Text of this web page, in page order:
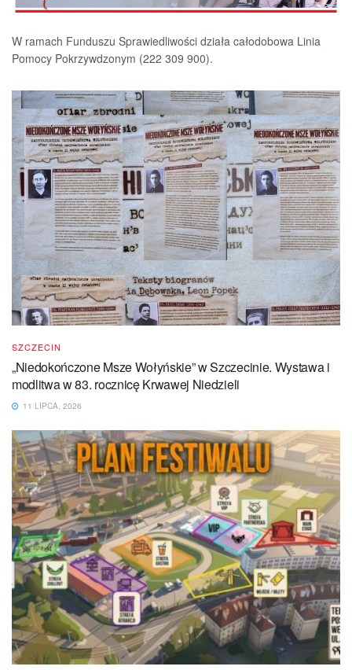
W ramach Funduszu Sprawiedliwości działa całodobowa Linia
Pomocy Pokrzywdzonym (222 309 900).
SZCZECIN
„Niedokończone Msze Wołyńskie” w Szczecinie. Wystawa i
modlitwa w 83. rocznicę Krwawej Niedzieli
11 LIPCA, 2026